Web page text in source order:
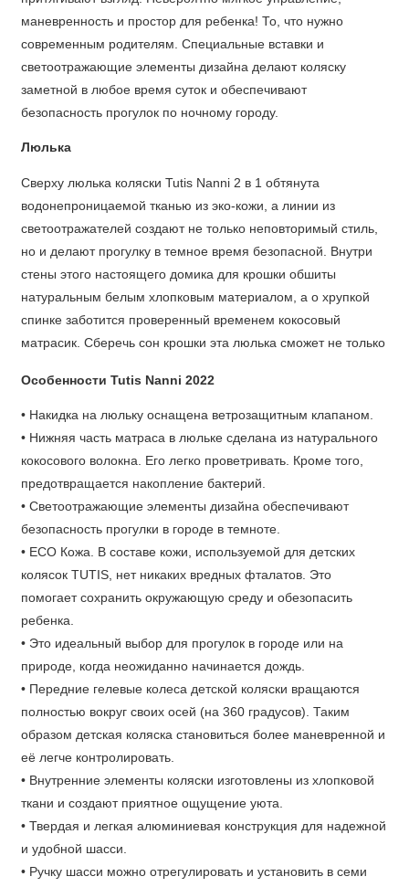
маневренность и простор для ребенка! То, что нужно
современным родителям. Специальные вставки и
светоотражающие элементы дизайна делают коляску
заметной в любое время суток и обеспечивают
безопасность прогулок по ночному городу.
Люлька
Сверху люлька коляски Tutis Nanni 2 в 1 обтянута
водонепроницаемой тканью из эко-кожи, а линии из
светоотражателей создают не только неповторимый стиль,
но и делают прогулку в темное время безопасной. Внутри
стены этого настоящего домика для крошки обшиты
натуральным белым хлопковым материалом, а о хрупкой
спинке заботится проверенный временем кокосовый
матрасик. Сберечь сон крошки эта люлька сможет не только
за счёт специальной формы. Спинку для любознательных
исследователей можно согнуть в полусидячее положение и
так будет намного удобнее разглядывать это огромный мир.
Прогулочный блок
Ничем не уступает в качестве и комфорте люльке
прогулочный блок коляски Tutis Nanni 2 в 1. Удобно в нем
будет малышам от полугода до трёх лет за счёт его легкой
установки как лицом к маме, так и лицом к дороге. От
палящего солнца и холодного ветра защитит большой
капюшон с москитной сеточкой и обзорным окном.
Маленького егозу от падения сберегут надежные
пятиточечные ремни безопасности, а матрасик из
натуральных тканей сделает поездку приятной.
Спинка регулируется до лежачего положения, и в
прогулочном блоке можно комфортно спать. А
регулируемую подножку из силикона легко отмыть от
загрязнений.
Шасси
Особенности Tutis Nanni 2022
• Накидка на люльку оснащена ветрозащитным клапаном.
• Нижняя часть матраса в люльке сделана из натурального
кокосового волокна. Его легко проветривать. Кроме того,
предотвращается накопление бактерий.
• Светоотражающие элементы дизайна обеспечивают
безопасность прогулки в городе в темноте.
• ECO Кожа. В составе кожи, используемой для детских
колясок TUTIS, нет никаких вредных фталатов. Это
помогает сохранить окружающую среду и обезопасить
ребенка.
• Это идеальный выбор для прогулок в городе или на
природе, когда неожиданно начинается дождь.
• Передние гелевые колеса детской коляски вращаются
полностью вокруг своих осей (на 360 градусов). Таким
образом детская коляска становиться более маневренной и
её легче контролировать.
• Внутренние элементы коляски изготовлены из хлопковой
ткани и создают приятное ощущение уюта.
• Твердая и легкая алюминиевая конструкция для надежной
и удобной шасси.
• Ручку шасси можно отрегулировать и установить в семи